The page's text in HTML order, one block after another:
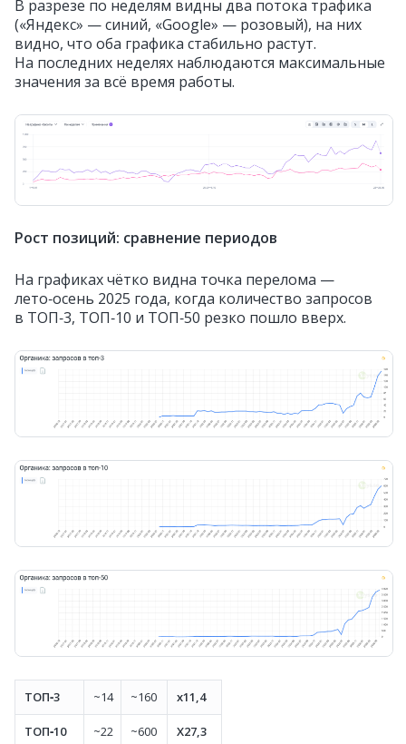
В разрезе по неделям видны два потока трафика
(«Яндекс» — синий, «Google» — розовый), на них
видно, что оба графика стабильно растут.
На последних неделях наблюдаются максимальные
значения за всё время работы.
Рост позиций: сравнение периодов
На графиках чётко видна точка перелома —
лето‑осень 2025 года, когда количество запросов
в ТОП‑3, ТОП‑10 и ТОП‑50 резко пошло вверх.
ТОП‑3 ~14 ~160 x11,4
ТОП‑10 ~22 ~600 X27,3